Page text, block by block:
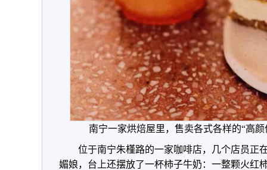
南宁一家烘焙屋里，售卖各式各样的“高
位于南宁朱槿路的一家咖啡店，几个店员正
媚娘，台上还摆放了一杯柿子牛奶：一整颗火红